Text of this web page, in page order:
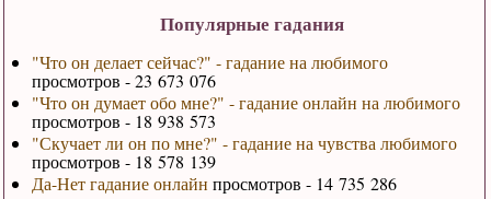
Популярные гадания
"Что он делает сейчас?" - гадание на любимого
просмотров - 23 673 076
"Что он думает обо мне?" - гадание онлайн на любимого
просмотров - 18 938 573
"Скучает ли он по мне?" - гадание на чувства любимого
просмотров - 18 578 139
Да-Нет гадание онлайн просмотров - 14 735 286